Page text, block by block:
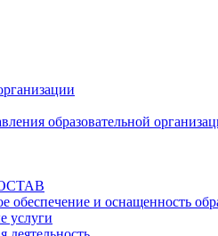
образовательной
обеспечение и оснащенность
услуги